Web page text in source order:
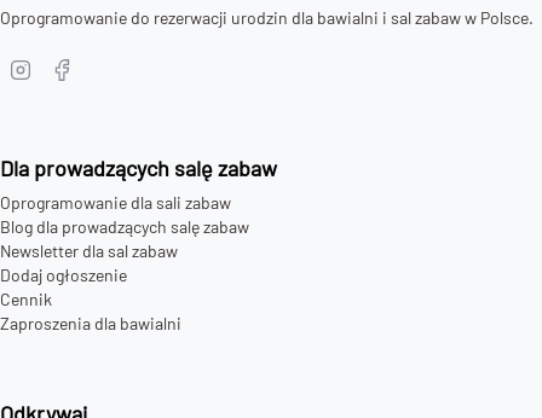
Oprogramowanie do rezerwacji urodzin dla bawialni i sal zabaw w Polsce.
Dla prowadzących salę zabaw
Oprogramowanie dla sali zabaw
Blog dla prowadzących salę zabaw
Newsletter dla sal zabaw
Dodaj ogłoszenie
Cennik
Zaproszenia dla bawialni